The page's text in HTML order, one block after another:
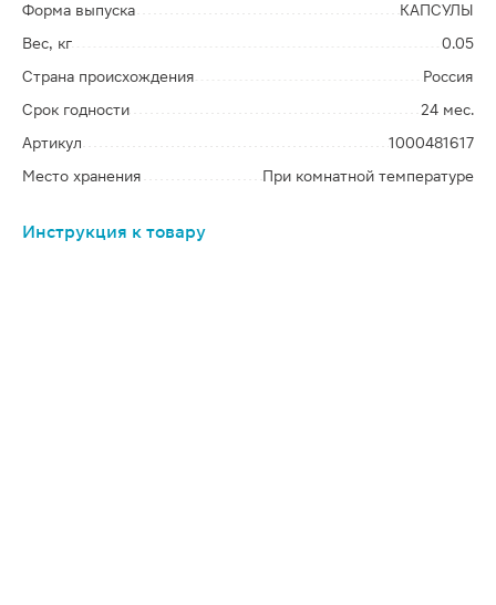
Форма выпуска
КАПСУЛЫ
Вес, кг
0.05
Страна происхождения
Россия
Срок годности
24 мес.
Артикул
1000481617
Место хранения
При комнатной температуре
Инструкция к товару